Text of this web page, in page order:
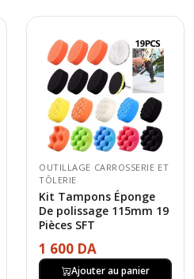
OUTILLAGE CARROSSERIE ET
TÔLERIE
Kit Tampons Éponge
De polissage 115mm 19
Pièces SFT
1 600 DA
Ajouter au panier